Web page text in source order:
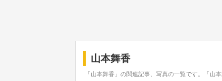
山本舞香
「山本舞香」の関連記事、写真の一覧です。「山